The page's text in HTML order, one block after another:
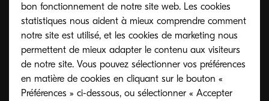
bon fonctionnement de notre site web. Les cookies
statistiques nous aident à mieux comprendre comment
notre site est utilisé, et les cookies de marketing nous
permettent de mieux adapter le contenu aux visiteurs
de notre site. Vous pouvez sélectionner vos préférences
en matière de cookies en cliquant sur le bouton «
Préférences » ci-dessous, ou sélectionner « Accepter